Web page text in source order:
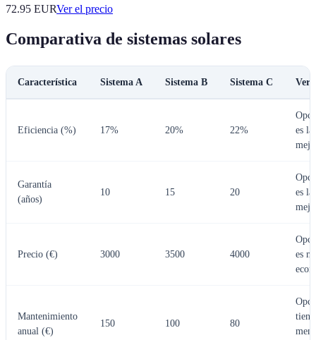
72.95 EURVer el precio
Comparativa de sistemas solares
Característica Sistema A Sistema B Sistema C
Eficiencia (%) 17% 20% 22%
es la
Garantía
(años)
10 15 20
es la
Precio (€) 3000 3500 4000
es
Mantenimiento
anual (€)
150 100 80